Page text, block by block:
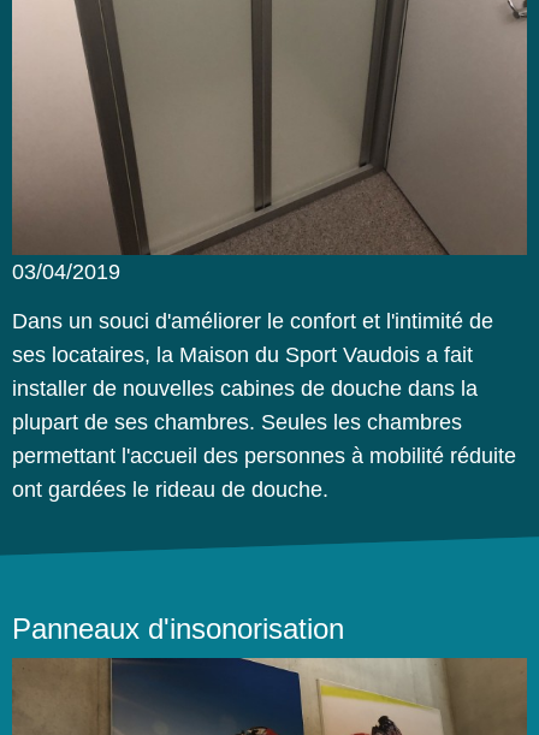
03/04/2019
Dans un souci d'améliorer le confort et l'intimité de
ses locataires, la Maison du Sport Vaudois a fait
installer de nouvelles cabines de douche dans la
plupart de ses chambres. Seules les chambres
permettant l'accueil des personnes à mobilité réduite
ont gardées le rideau de douche.
Panneaux d'insonorisation